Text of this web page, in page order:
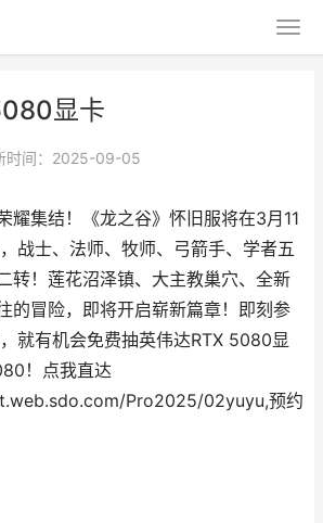
显卡
时间：2025-09-05
耀集结！《龙之谷》怀旧服将在3月11
战士、法师、牧师、弓箭手、学者五
转！莲花沼泽镇、大主教巢穴、全新
的冒险，即将开启崭新篇章！即刻参
就有机会免费抽英伟达RTX 5080显
！点我直达
Pro2025/02yuyu,预约